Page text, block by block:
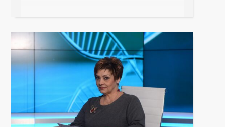
зрительных органов, осложнений беременности